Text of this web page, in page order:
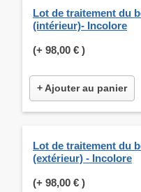
Lot de traitement du
(intérieur)- Incolore
(+ 98,00 € )
+ Ajouter au panier
Lot de traitement du
(extérieur) - Incolore
(+ 98,00 € )